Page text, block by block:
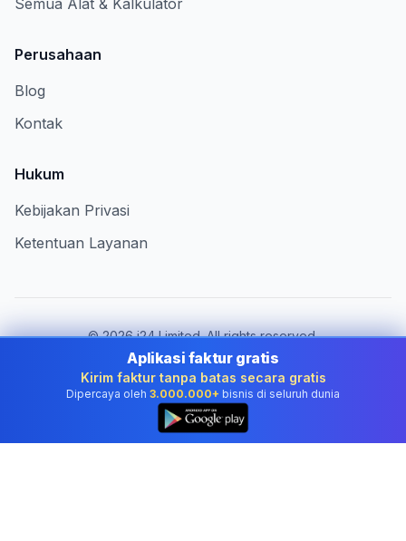
Semua Alat & Kalkulator
Perusahaan
Blog
Kontak
Hukum
Kebijakan Privasi
Ketentuan Layanan
©2026i24 Limited. All rights reserved.
Melayani bisnis di Indonesia
Ganti negara:
Indonesia
Aplikasi faktur gratis
Kirim faktur tanpa batas secara gratis
Dipercaya oleh 3.000.000+ bisnis di seluruh dunia